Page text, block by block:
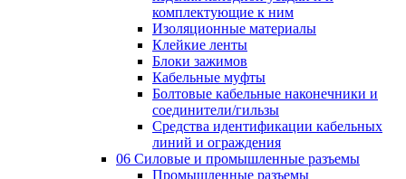
комплектующие к ним
Изоляционные материалы
Клейкие ленты
Блоки зажимов
Кабельные муфты
Болтовые кабельные наконечники и
соединители/гильзы
Средства идентификации кабельных
линий и ограждения
06 Силовые и промышленные разъемы
Промышленные разъемы